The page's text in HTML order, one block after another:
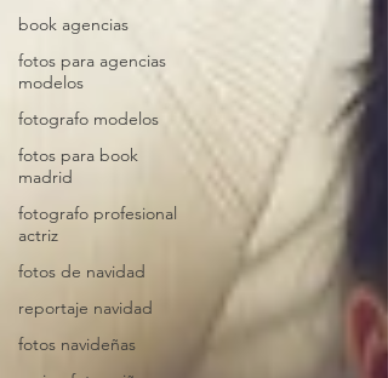
book agencias
fotos para agencias
modelos
fotografo modelos
fotos para book
madrid
fotografo profesional
actriz
fotos de navidad
reportaje navidad
fotos navideñas